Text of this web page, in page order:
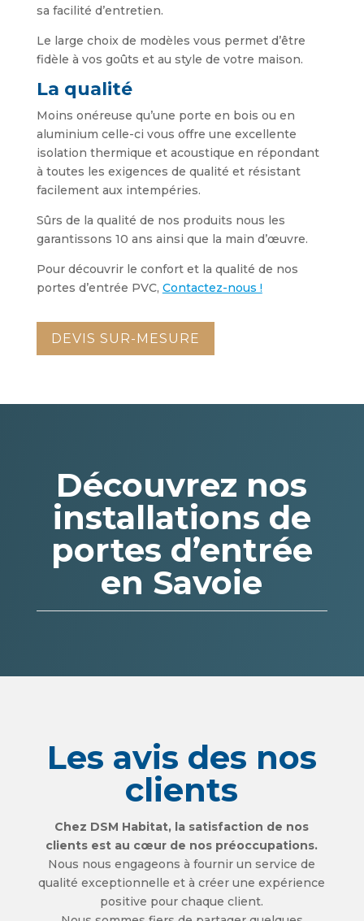
sa facilité d’entretien.
Le large choix de modèles vous permet d’être
fidèle à vos goûts et au style de votre maison.
La qualité
Moins onéreuse qu’une porte en bois ou en
aluminium celle-ci vous offre une excellente
isolation thermique et acoustique en répondant
à toutes les exigences de qualité et résistant
facilement aux intempéries.
Sûrs de la qualité de nos produits nous les
garantissons 10 ans ainsi que la main d’œuvre.
Pour découvrir le confort et la qualité de nos
portes d’entrée PVC, Contactez-nous !
DEVIS SUR-MESURE
Découvrez nos
installations de
portes d’entrée
en Savoie
Les avis des nos
clients
Chez DSM Habitat, la satisfaction de nos
clients est au cœur de nos préoccupations.
Nous nous engageons à fournir un service de
qualité exceptionnelle et à créer une expérience
positive pour chaque client.